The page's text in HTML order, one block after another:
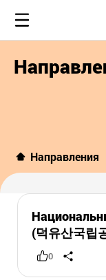
Направления
(덕유산국립
0